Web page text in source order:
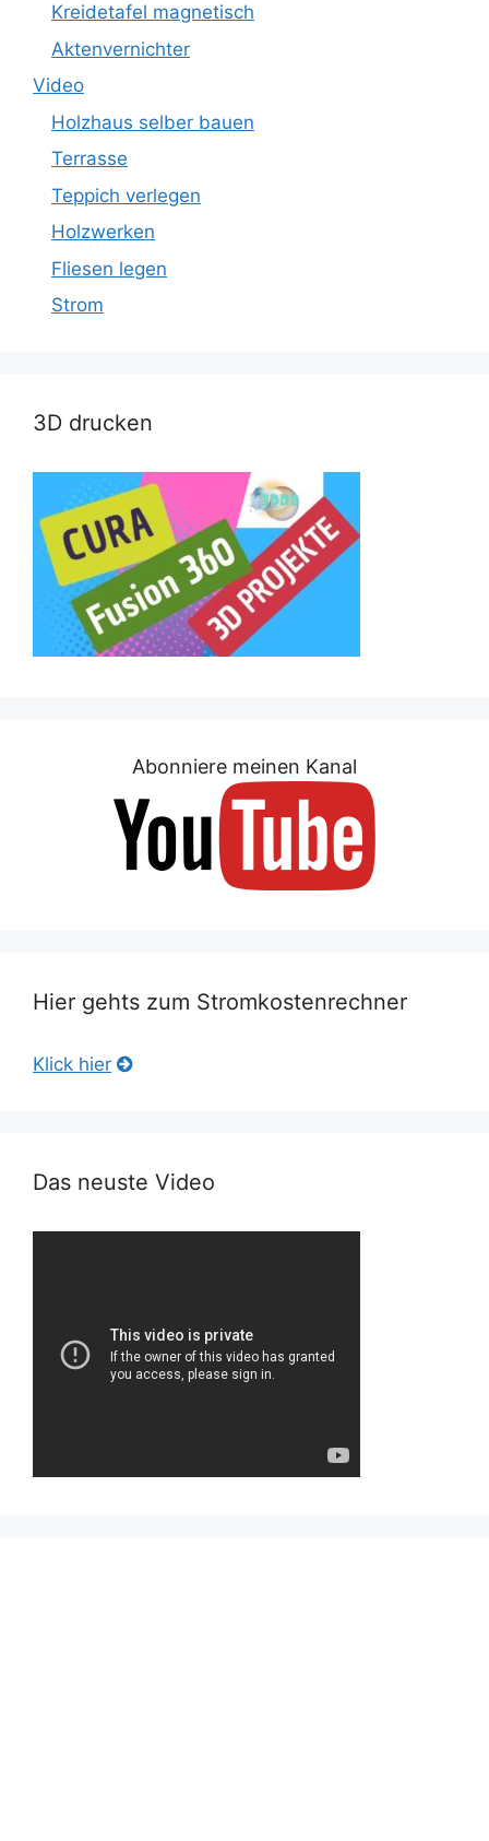
Kreidetafel magnetisch
Aktenvernichter
Video
Holzhaus selber bauen
Terrasse
Teppich verlegen
Holzwerken
Fliesen legen
Strom
3D drucken
Abonniere meinen Kanal
Hier gehts zum Stromkostenrechner
Klick hier
Das neuste Video